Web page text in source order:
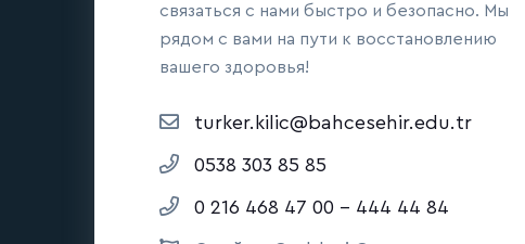
связаться с нами быстро и безопасно. Мы
рядом с вами на пути к восстановлению
вашего здоровья!
turker.kilic@bahcesehir.edu.tr
0538 303 85 85
0 216 468 47 00 - 444 44 84